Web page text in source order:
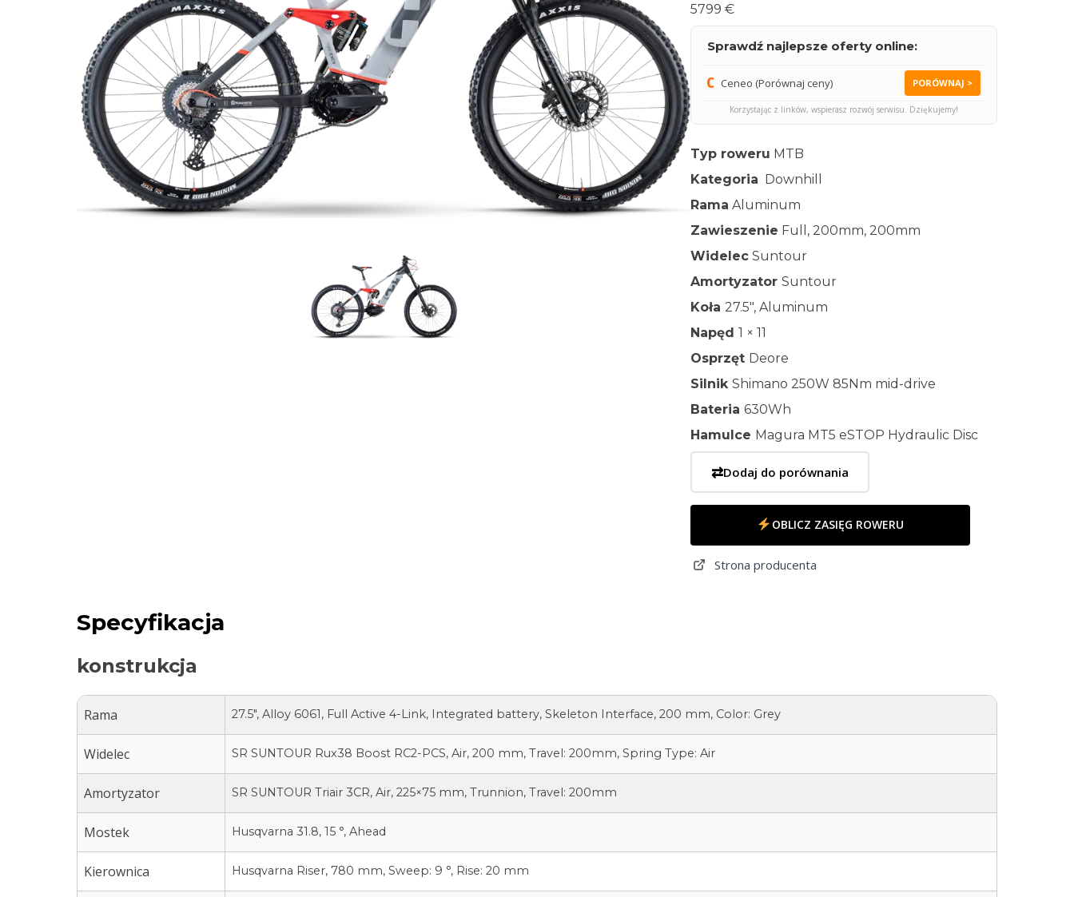
5799 €
Sprawdź najlepsze oferty online:
Ceneo (Porównaj ceny) PORÓWNAJ >
Korzystając z linków, wspierasz rozwój serwisu. Dziękujemy!
Typ roweru MTB
Kategoria Downhill
Rama Aluminum
Zawieszenie Full, 200mm, 200mm
WidelecSuntour
Amortyzator Suntour
Koła 27.5″, Aluminum
Napęd 1 × 11
Osprzęt Deore
Silnik Shimano 250W 85Nm mid-drive
Bateria 630Wh
Hamulce Magura MT5 eSTOP Hydraulic Disc
⇄Dodaj do porównania
OBLICZ ZASIĘG ROWERU
Strona producenta
Specyfikacja
konstrukcja
Rama 27.5″, Alloy 6061, Full Active 4-Link, Integrated battery, Skeleton Interface, 200 mm, Color: Grey
Widelec SR SUNTOUR Rux38 Boost RC2-PCS, Air, 200 mm, Travel: 200mm, Spring Type: Air
Amortyzator SR SUNTOUR Triair 3CR, Air, 225×75 mm, Trunnion, Travel: 200mm
Mostek Husqvarna 31.8, 15 °, Ahead
Kierownica Husqvarna Riser, 780 mm, Sweep: 9 °, Rise: 20 mm